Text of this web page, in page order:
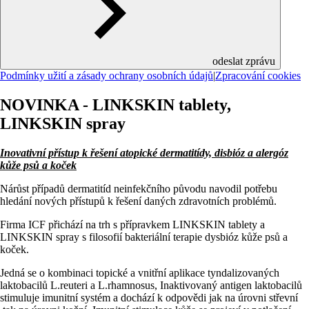
odeslat zprávu
Podmínky užití a zásady ochrany osobních údajů|Zpracování cookies
NOVINKA - LINKSKIN tablety,
LINKSKIN spray
Inovativní přístup k řešení atopické dermatitídy, disbióz a alergóz
kůže psů a koček
Nárůst případů dermatitíd neinfekčního původu navodil potřebu
hledání nových přístupů k řešení daných zdravotních problémů.
Firma ICF přichází na trh s přípravkem LINKSKIN tablety a
LINKSKIN spray s filosofií bakteriální terapie dysbióz kůže psů a
koček.
Jedná se o kombinaci topické a vnitřní aplikace tyndalizovaných
laktobacilů L.reuteri a L.rhamnosus, Inaktivovaný antigen laktobacilů
stimuluje imunitní systém a dochází k odpovědi jak na úrovni střevní